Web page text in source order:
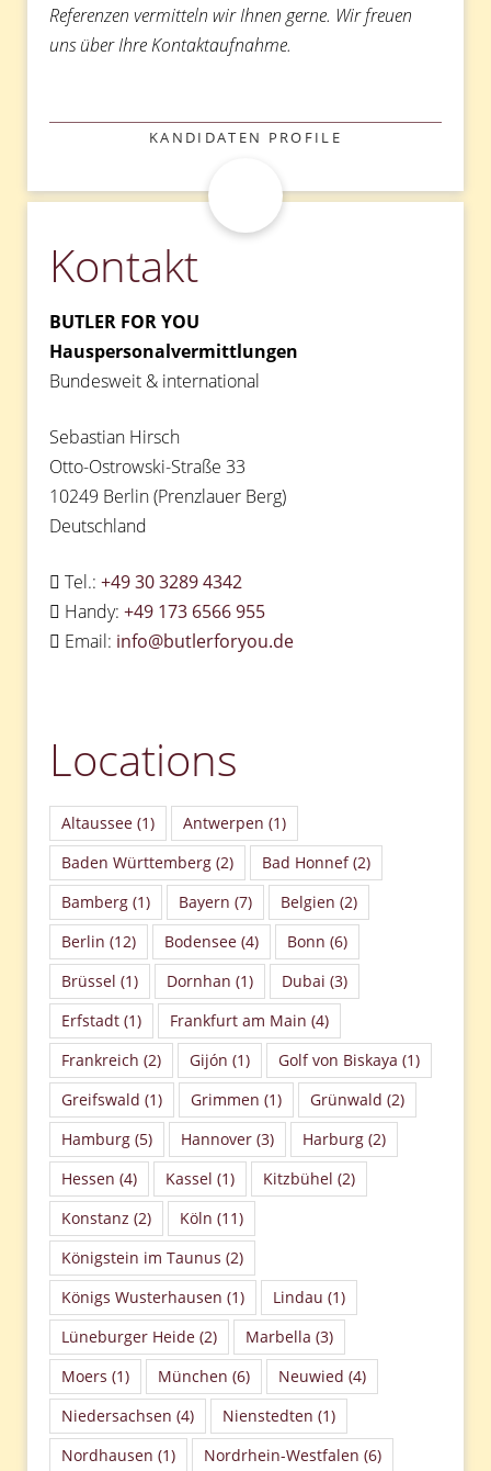
Referenzen vermitteln wir Ihnen gerne. Wir freuen
uns über Ihre Kontaktaufnahme.
KATEGORIEN
KANDIDATEN PROFILE
Kontakt
BUTLER FOR YOU
Hauspersonalvermittlungen
Bundesweit & international
Sebastian Hirsch
Otto-Ostrowski-Straße 33
10249 Berlin (Prenzlauer Berg)
Deutschland
Tel.: +49 30 3289 4342
Handy: +49 173 6566 955
Email: info@butlerforyou.de
Locations
Altaussee (1) Antwerpen (1)
Baden Württemberg (2) Bad Honnef(2)
Bamberg (1) Bayern (7) Belgien (2)
Berlin (12) Bodensee (4) Bonn (6)
Brüssel (1) Dornhan (1) Dubai (3)
Erfstadt (1) Frankfurt am Main (4)
Frankreich (2) Gijón (1) Golf von Biskaya (1)
Greifswald (1) Grimmen (1) Grünwald (2)
Hamburg (5) Hannover (3) Harburg (2)
Hessen (4) Kassel (1) Kitzbühel (2)
Konstanz (2) Köln (11)
Königstein im Taunus (2)
Königs Wusterhausen (1) Lindau (1)
Lüneburger Heide (2) Marbella (3)
Moers (1) München (6) Neuwied (4)
Niedersachsen (4) Nienstedten (1)
Nordhausen (1) Nordrhein-Westfalen (6)